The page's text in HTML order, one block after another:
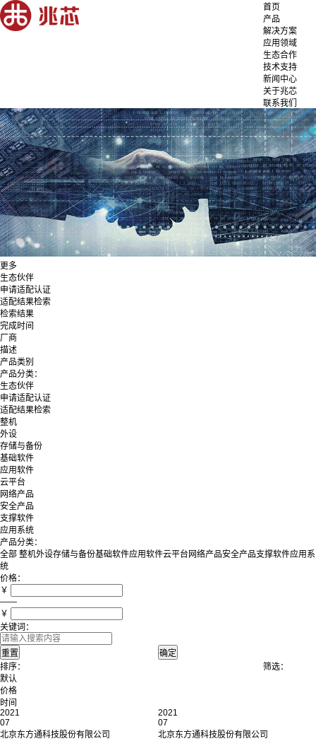
首页
产品
解决方案
应用领域
生态合作
技术支持
新闻中心
关于兆芯
联系我们
更多
生态伙伴
申请适配认证
适配结果检索
检索结果
完成时间
厂商
描述
产品类别
产品分类：
生态伙伴
申请适配认证
适配结果检索
整机
外设
存储与备份
基础软件
应用软件
云平台
网络产品
安全产品
支撑软件
应用系统
产品分类：
全部 整机外设存储与备份基础软件应用软件云平台 网络产品安全产品支撑软件应用系
统
价格：
￥
——
￥
关键词：
排序：
默认
价格
时间
筛选：
2021
07
北京东方通科技股份有限公司
2021
07
北京东方通科技股份有限公司